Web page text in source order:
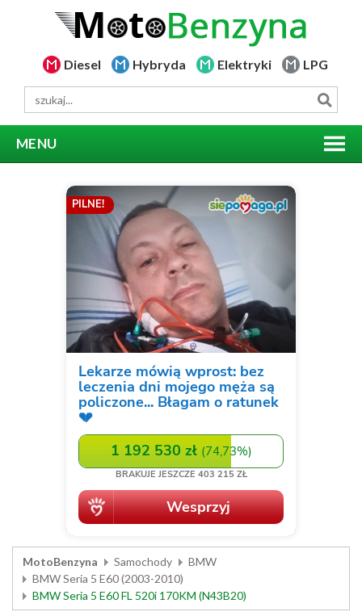
Diesel Hybryda Elektryki LPG
MENU
MotoBenzyna Samochody
BMW
BMW Seria 5 E60 (2003-2010)
BMW Seria 5 E60 FL 520i 170KM (N43B20)